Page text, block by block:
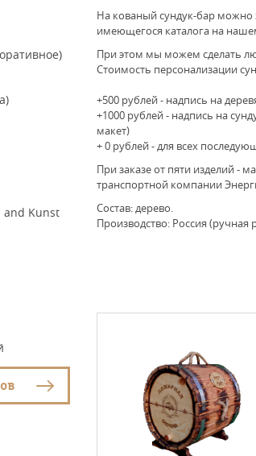
and Kunst
На кованый сундук-бар можно
имеющегося каталога на
При этом мы можем сделать
Стоимость персонализации
+500 рублей - надпись на
+1000 рублей - надпись на
макет)
+ 0 рублей - для всех
При заказе от пяти изделий -
транспортной компании
Состав: дерево.
Производство: Россия (ручная